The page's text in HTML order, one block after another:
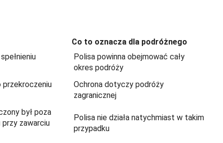
Co to oznacza dla podróżnego
Polisa powinna obejmować cały
okres podróży
przekroczeniu
Ochrona dotyczy podróży
zagranicznej
był poza
zawarciu
Polisa nie działa natychmiast w takim
przypadku